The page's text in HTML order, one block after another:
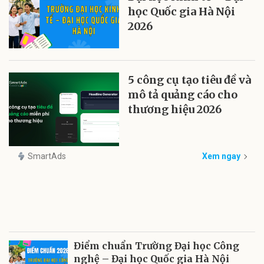
học Quốc gia Hà Nội
2026
5 công cụ tạo tiêu đề và
mô tả quảng cáo cho
thương hiệu 2026
SmartAds Xem ngay
Điểm chuẩn Trường Đại học Công
nghệ – Đại học Quốc gia Hà Nội